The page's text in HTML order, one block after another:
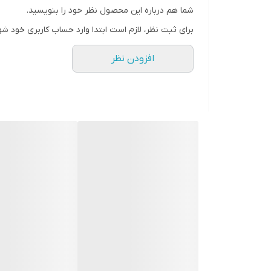
شما هم درباره این محصول نظر خود را بنویسید.
برای ثبت نظر، لازم است ابتدا وارد حساب کاربری خود
افزودن نظر